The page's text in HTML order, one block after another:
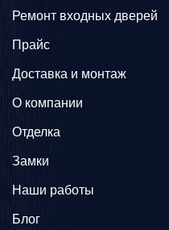
Ремонт входных дверей
Прайс
Доставка и монтаж
О компании
Отделка
Замки
Наши работы
Блог